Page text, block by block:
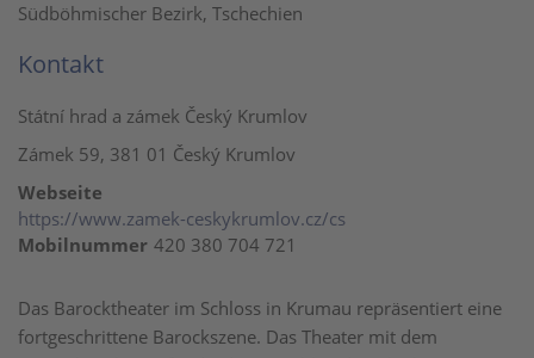
Das Barocktheater im Schloss in Krumau repräsentiert eine
fortgeschrittene Barockszene. Das Theater mit dem
Südböhmischer Bezirk, Tschechien
Kontakt
Státní hrad a zámek Český Krumlov
Zámek 59, 381 01 Český Krumlov
Webseite
https://www.zamek-ceskykrumlov.cz/cs
Mobilnummer 420 380 704 721